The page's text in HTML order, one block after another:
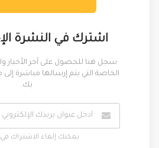
اشترك في النشرة
سجل هنا للحصول على آخر الأخبار
الخاصة التي يتم إرسالها مباشرة
بك.
يمكنك إلغاء الاشتراك